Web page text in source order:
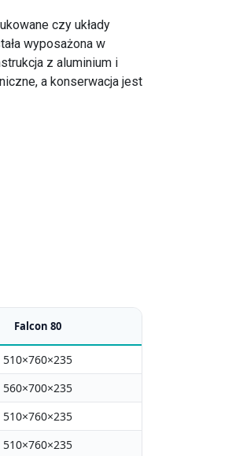
czy układy
wyposażona w
z aluminium i
a konserwacja jest
Falcon 80
510×760×235
560×700×235
510×760×235
510×760×235